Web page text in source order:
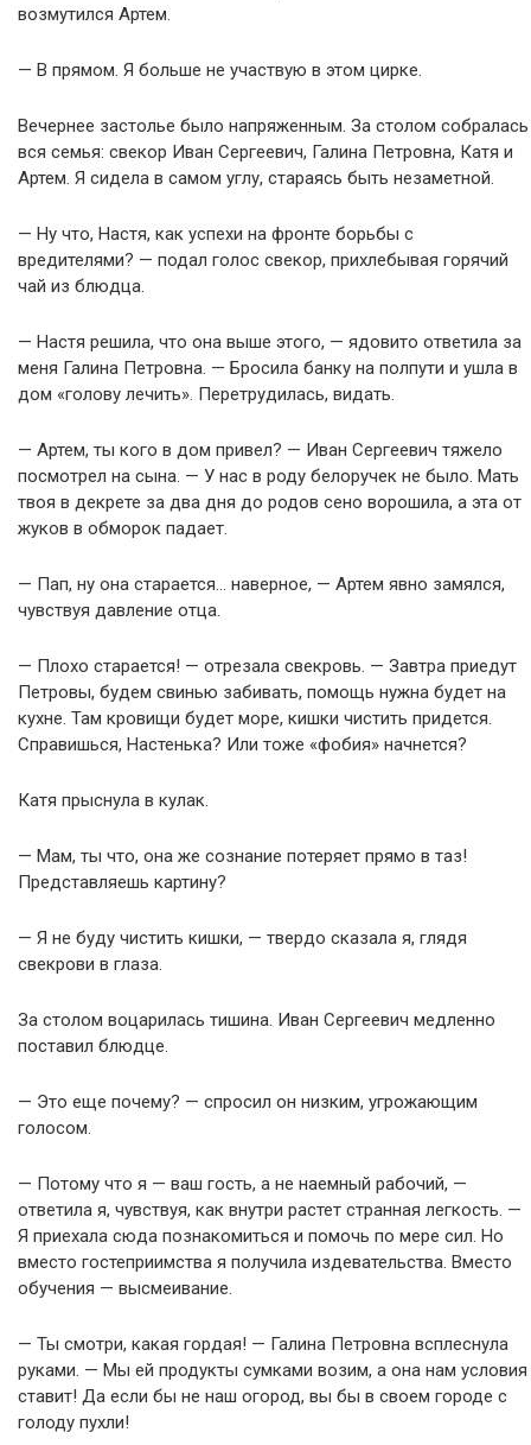
возмутился Артем.
— В прямом. Я больше не участвую в этом цирке.
Вечернее застолье было напряженным. За столом собралась
вся семья: свекор Иван Сергеевич, Галина Петровна, Катя и
Артем. Я сидела в самом углу, стараясь быть незаметной.
— Ну что, Настя, как успехи на фронте борьбы с
вредителями? — подал голос свекор, прихлебывая горячий
чай из блюдца.
— Настя решила, что она выше этого, — ядовито ответила за
меня Галина Петровна. — Бросила банку на полпути и ушла в
дом «голову лечить». Перетрудилась, видать.
— Артем, ты кого в дом привел? — Иван Сергеевич тяжело
посмотрел на сына. — У нас в роду белоручек не было. Мать
твоя в декрете за два дня до родов сено ворошила, а эта от
жуков в обморок падает.
— Пап, ну она старается… наверное, — Артем явно замялся,
чувствуя давление отца.
— Плохо старается! — отрезала свекровь. — Завтра приедут
Петровы, будем свинью забивать, помощь нужна будет на
кухне. Там кровищи будет море, кишки чистить придется.
Справишься, Настенька? Или тоже «фобия» начнется?
Катя прыснула в кулак.
— Мам, ты что, она же сознание потеряет прямо в таз!
Представляешь картину?
— Я не буду чистить кишки, — твердо сказала я, глядя
свекрови в глаза.
За столом воцарилась тишина. Иван Сергеевич медленно
поставил блюдце.
— Это еще почему? — спросил он низким, угрожающим
голосом.
— Потому что я — ваш гость, а не наемный рабочий, —
ответила я, чувствуя, как внутри растет странная легкость. —
Я приехала сюда познакомиться и помочь по мере сил. Но
вместо гостеприимства я получила издевательства. Вместо
обучения — высмеивание.
— Ты смотри, какая гордая! — Галина Петровна всплеснула
руками. — Мы ей продукты сумками возим, а она нам условия
ставит! Да если бы не наш огород, вы бы в своем городе с
голоду пухли!